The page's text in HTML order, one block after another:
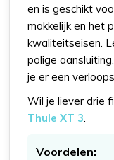
en is geschikt
makkelijk en het
kwaliteitseisen.
polige
je er een
Wil je liever drie
Thule XT 3.
Voordelen: